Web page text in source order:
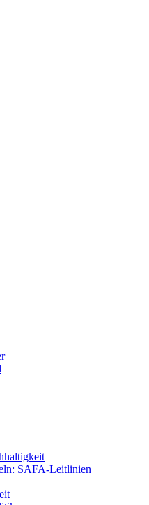
SAFA-Leitlinien